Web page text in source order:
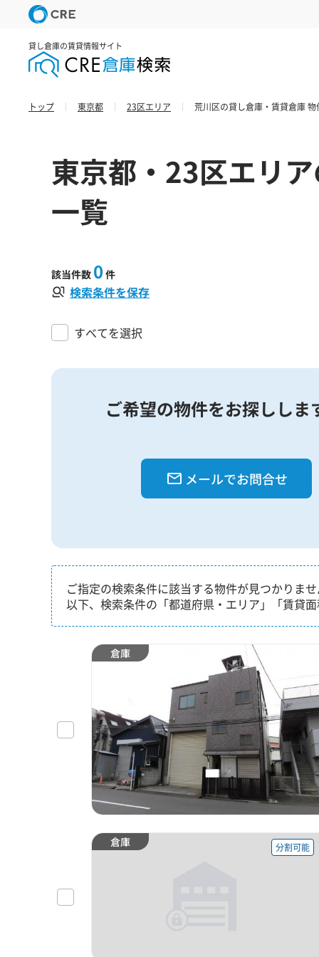
貸し倉庫の賃貸情報サイト
トップ 東京都 23区エリア 荒川区の貸し倉庫・賃貸倉庫 物
東京都・23区エリ
一覧
該当件数 0 件
検索条件を保存
すべてを選択
ご希望の物件をお探ししま
メールでお問合せ
ご指定の検索条件に該当する物件が見つかりま
以下、検索条件の「都道府県・エリア」「賃貸
倉庫
倉庫 分割可能